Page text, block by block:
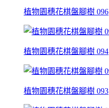
植物園穗花棋盤腳樹 096
植物園穗花棋盤腳樹 094
植物園穗花棋盤腳樹 093